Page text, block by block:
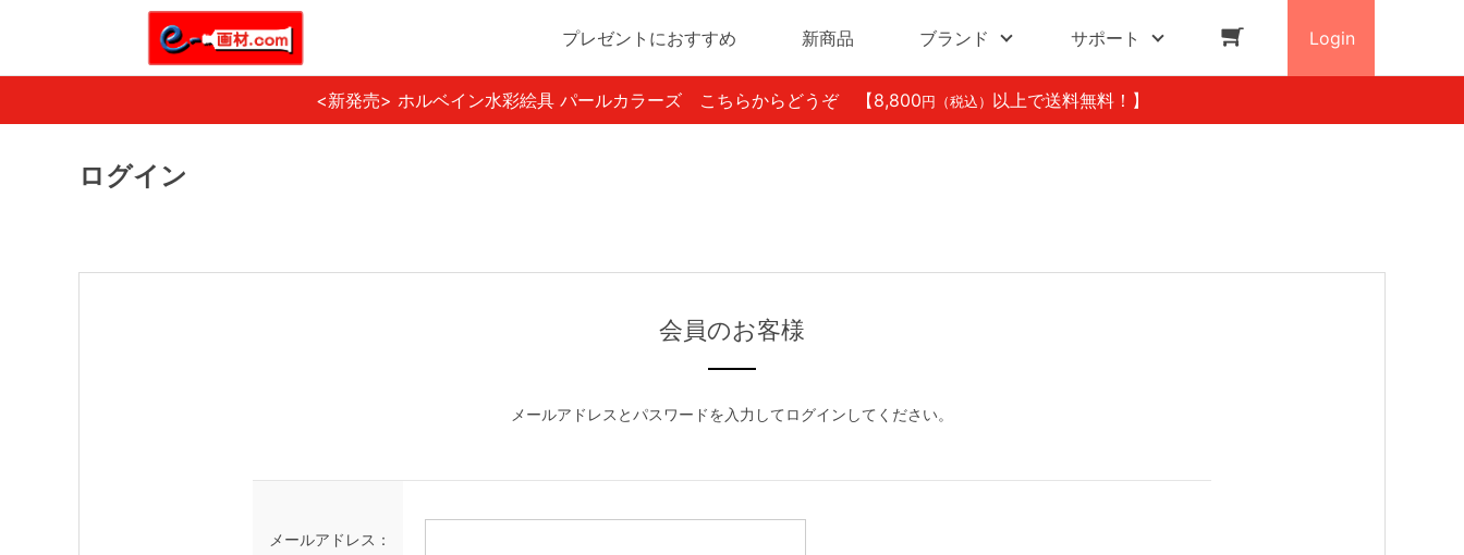
プレゼントにおすすめ 新商品 ブランド サポート Login
<新発売> ホルベイン水彩絵具 パールカラーズ こちらからどうぞ 【8,800 円（税込） 以上で送料無料！】
ログイン
会員のお客様
メールアドレスとパスワードを入力してログインしてください。
メールアドレス：